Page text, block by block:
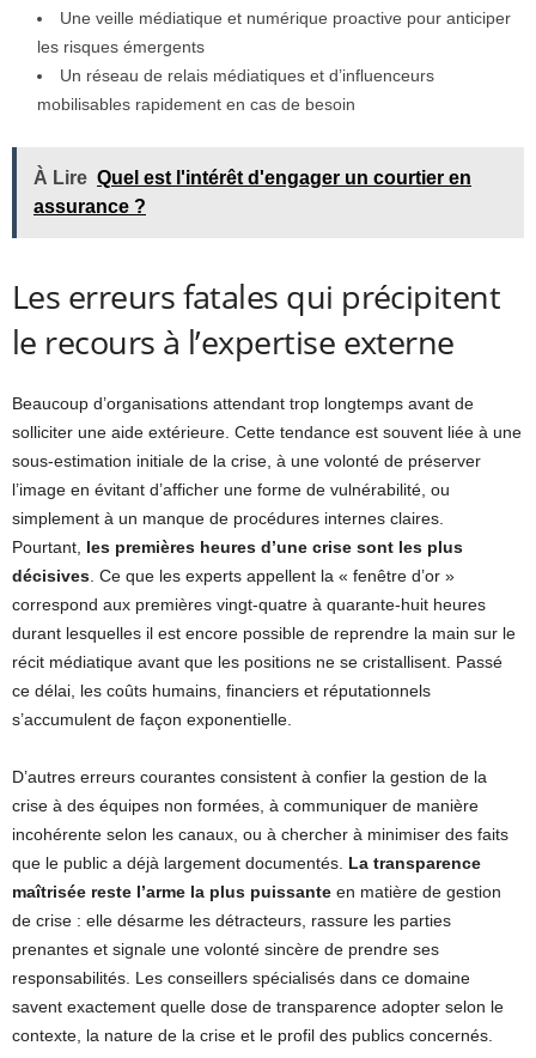
Une veille médiatique et numérique proactive pour anticiper
les risques émergents
Un réseau de relais médiatiques et d’influenceurs
mobilisables rapidement en cas de besoin
À Lire Quel est l'intérêt d'engager un courtier en
assurance ?
Les erreurs fatales qui précipitent
le recours à l’expertise externe
Beaucoup d’organisations attendant trop longtemps avant de
solliciter une aide extérieure. Cette tendance est souvent liée à une
sous-estimation initiale de la crise, à une volonté de préserver
l’image en évitant d’afficher une forme de vulnérabilité, ou
simplement à un manque de procédures internes claires.
Pourtant, les premières heures d’une crise sont les plus
décisives . Ce que les experts appellent la « fenêtre d’or »
correspond aux premières vingt-quatre à quarante-huit heures
durant lesquelles il est encore possible de reprendre la main sur le
récit médiatique avant que les positions ne se cristallisent. Passé
ce délai, les coûts humains, financiers et réputationnels
s’accumulent de façon exponentielle.
D’autres erreurs courantes consistent à confier la gestion de la
crise à des équipes non formées, à communiquer de manière
incohérente selon les canaux, ou à chercher à minimiser des faits
que le public a déjà largement documentés. La transparence
maîtrisée reste l’arme la plus puissante en matière de gestion
de crise : elle désarme les détracteurs, rassure les parties
prenantes et signale une volonté sincère de prendre ses
responsabilités. Les conseillers spécialisés dans ce domaine
savent exactement quelle dose de transparence adopter selon le
contexte, la nature de la crise et le profil des publics concernés.